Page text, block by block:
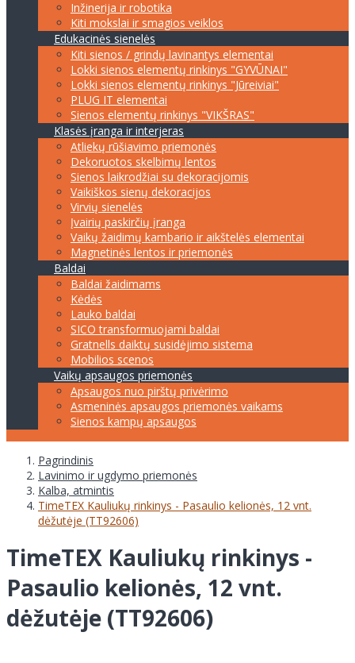
Inžinerija ir robotika
Kiti mokslai ir smagios veiklos
Edukacinės sienelės
Kiti sienos / grindų lavinantys elementai
Lokki sienos elementų rinkinys "GYVŪNAI"
Lokki sienos elementų rinkinys "Jūreiviai"
PLUG IT elementai
Sienos elementų rinkinys "VIKŠRAS"
Klasės įranga ir interjeras
Atliekų rūšiavimo priemonės
Dekoruotos skelbimų lentos
Sienos laikrodžiai su dekoracijomis
Vaikiškos sienų dekoracijos
Virvių sienelės
Įvairių paskirčių įranga
Vaikų žaidimų kambario ir aikštelės elementai
Magnetinės lentos ir priemonės
Baldai
Baldai žaidimams
Kėdės
Lauko baldai
SICO transformuojami baldai
Gratnells daiktų susidėjimo sistema
Mobilios scenos
Vaikų apsaugos priemonės
Apsaugos nuo pirštų privėrimo
Asmeninės apsaugos priemonės vaikams
Sienos kampų apsaugos
Pagrindinis
Lavinimo ir ugdymo priemonės
Kalba, atmintis
TimeTEX Kauliukų rinkinys - Pasaulio kelionės, 12 vnt.
dėžutėje (TT92606)
TimeTEX Kauliukų rinkinys -
Pasaulio kelionės, 12 vnt.
dėžutėje (TT92606)